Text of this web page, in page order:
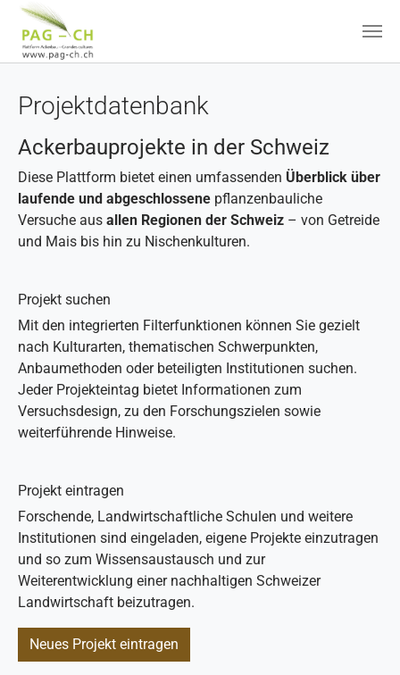
Projektdatenbank
Ackerbauprojekte in der Schweiz
Diese Plattform bietet einen umfassenden Überblick über
laufende und abgeschlossene pflanzenbauliche
Versuche aus allen Regionen der Schweiz – von Getreide
und Mais bis hin zu Nischenkulturen.
Projekt suchen
Mit den integrierten Filterfunktionen können Sie gezielt
nach Kulturarten, thematischen Schwerpunkten,
Anbaumethoden oder beteiligten Institutionen suchen.
Jeder Projekteintag bietet Informationen zum
Versuchsdesign, zu den Forschungszielen sowie
weiterführende Hinweise.
Projekt eintragen
Forschende, Landwirtschaftliche Schulen und weitere
Institutionen sind eingeladen, eigene Projekte einzutragen
und so zum Wissensaustausch und zur
Weiterentwicklung einer nachhaltigen Schweizer
Landwirtschaft beizutragen.
Neues Projekt eintragen